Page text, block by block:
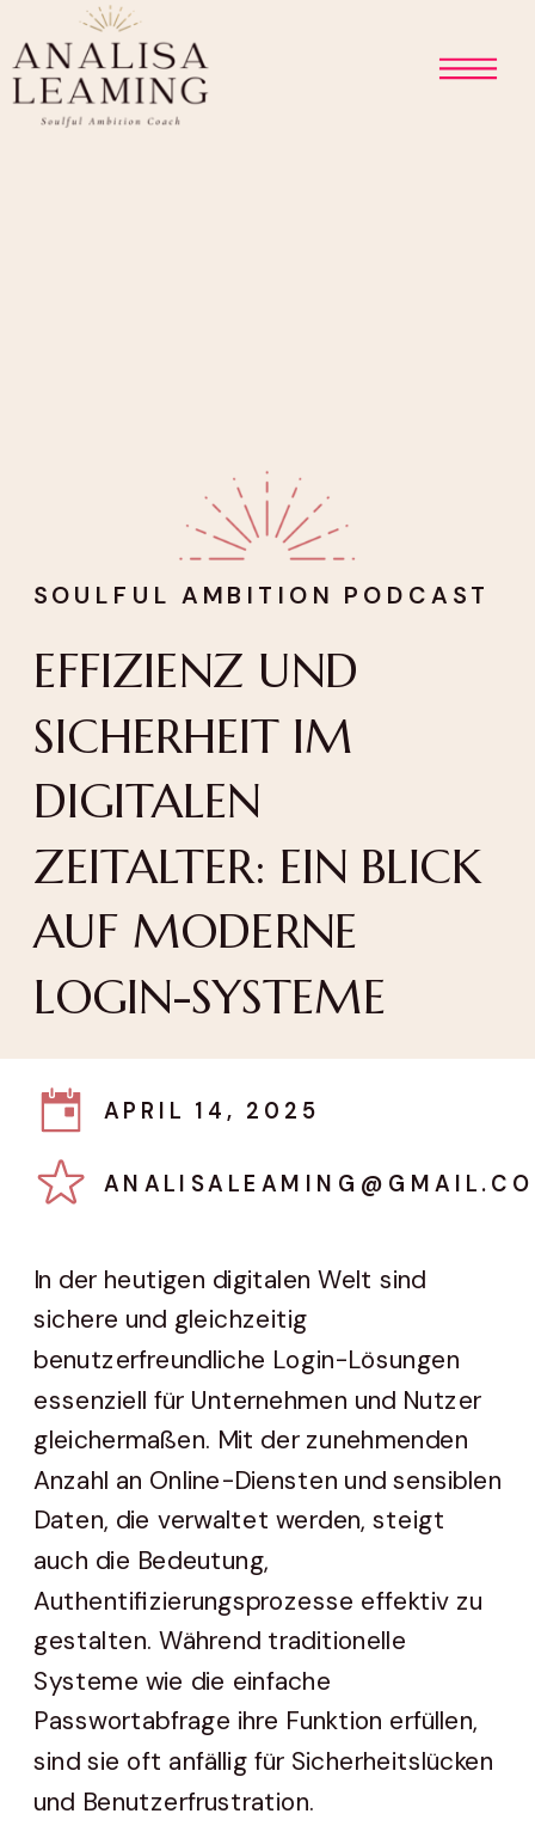
EFFIZIENZ UND
SICHERHEIT IM
DIGITALEN
ZEITALTER: EIN BLICK
AUF MODERNE
LOGIN-SYSTEME
SOULFUL AMBITION PODCAST
In der heutigen digitalen Welt sind
sichere und gleichzeitig
benutzerfreundliche Login-Lösungen
essenziell für Unternehmen und Nutzer
gleichermaßen. Mit der zunehmenden
Anzahl an Online-Diensten und sensiblen
Daten, die verwaltet werden, steigt
auch die Bedeutung,
Authentifizierungsprozesse effektiv zu
gestalten. Während traditionelle
Systeme wie die einfache
Passwortabfrage ihre Funktion erfüllen,
sind sie oft anfällig für Sicherheitslücken
und Benutzerfrustration.
APRIL 14, 2025